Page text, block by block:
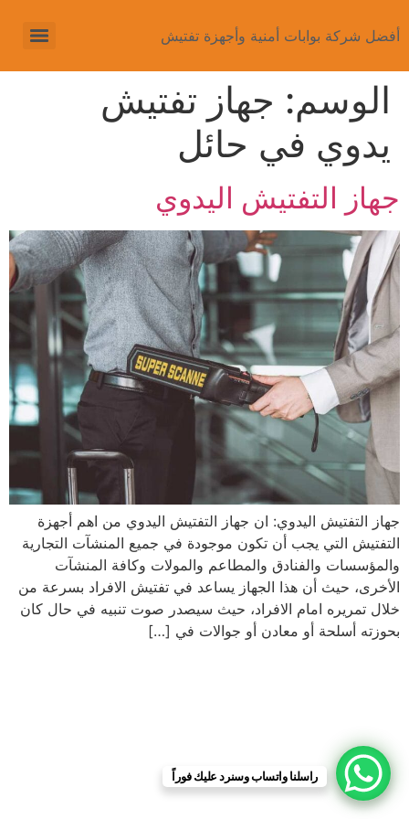
أفضل شركة بوابات أمنية وأجهزة تفتيش
الوسم: جهاز تفتيش
يدوي في حائل
جهاز التفتيش اليدوي
جهاز التفتيش اليدوي: ان جهاز التفتيش اليدوي من اهم أجهزة
التفتيش التي يجب أن تكون موجودة في جميع المنشآت التجارية
والمؤسسات والفنادق والمطاعم والمولات وكافة المنشآت
الأخرى، حيث أن هذا الجهاز يساعد في تفتيش الافراد بسرعة من
خلال تمريره امام الافراد، حيث سيصدر صوت تنبيه في حال كان
بحوزته أسلحة أو معادن أو جوالات في […]
راسلنا واتساب وسنرد عليك فوراً